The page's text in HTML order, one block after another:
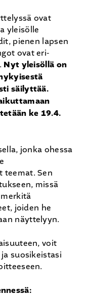
ovat
yleisölle
pienen lapsen
ovat eri-
Nyt yleisöllä on
säilyttää.
ke 19.4.
jonka ohessa
teemat. Sen
missä
joiden he
näyttelyyn.
voit
suosikeistasi